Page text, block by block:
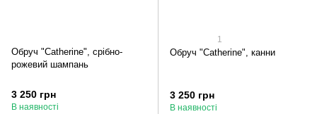
Обруч "Catherine", срібно-
рожевий шампань
3 250 грн
В наявності
1
Обруч "Catherine", канни
3 250 грн
В наявності